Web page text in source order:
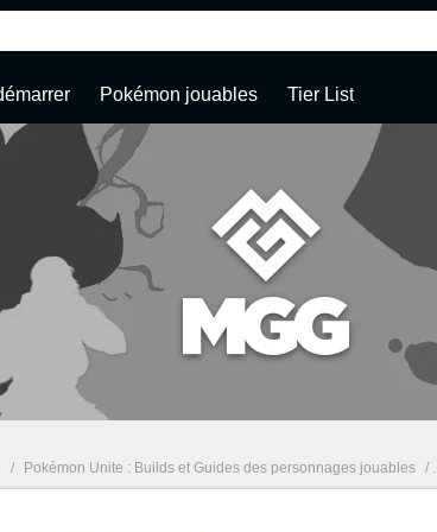
Pokémon jouables Tier List
/ Pokémon Unite : Builds et Guides des personnages jouables /